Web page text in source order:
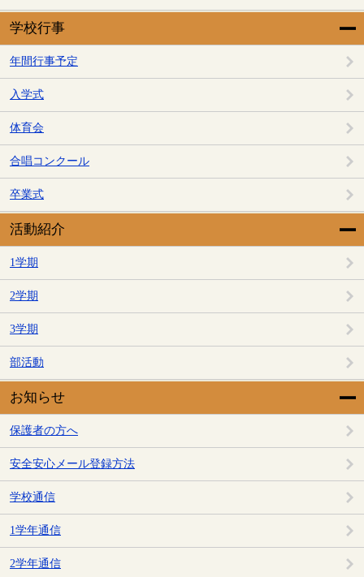
学校行事
年間行事予定
入学式
体育会
合唱コンクール
卒業式
活動紹介
1学期
2学期
3学期
部活動
お知らせ
保護者の方へ
安全安心メール登録方法
学校通信
1学年通信
2学年通信